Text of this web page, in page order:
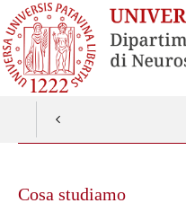
contenuto
Cosa studiamo